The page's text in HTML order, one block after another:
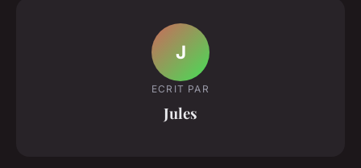
J
ECRIT PAR
Jules